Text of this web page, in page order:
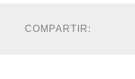
COMPARTIR: